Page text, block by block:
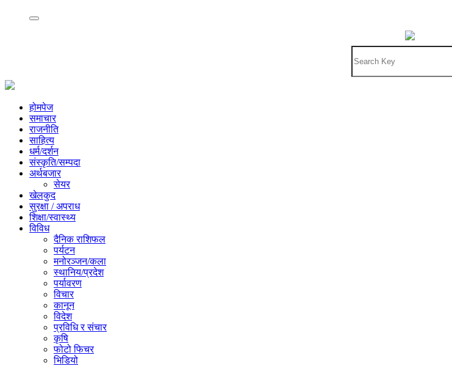
होमपेज
समाचार
राजनीति
साहित्य
धर्म/दर्शन
संस्कृति/सम्पदा
अर्थबजार
सेयर
खेलकुद
सुरक्षा / अपराध
शिक्षा/स्वास्थ्य
विविध
दैनिक राशिफल
पर्यटन
मनोरञ्जन/कला
स्थानिय/प्रदेश
पर्यावरण
विचार
कानून
विदेश
प्रविधि र संचार
कृषि
फोटो फिचर
भिडियो